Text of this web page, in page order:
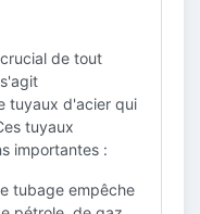
de tout
tuyaux d'acier qui
tuyaux
importantes :
tubage empêche